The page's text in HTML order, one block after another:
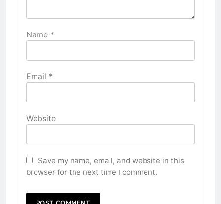
Name *
Email *
Website
Save my name, email, and website in this
browser for the next time I comment.